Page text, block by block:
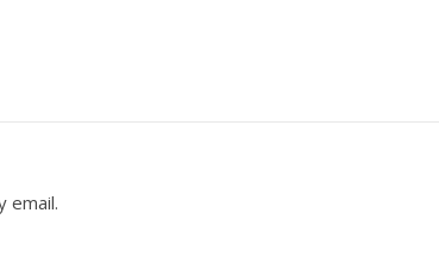
email.